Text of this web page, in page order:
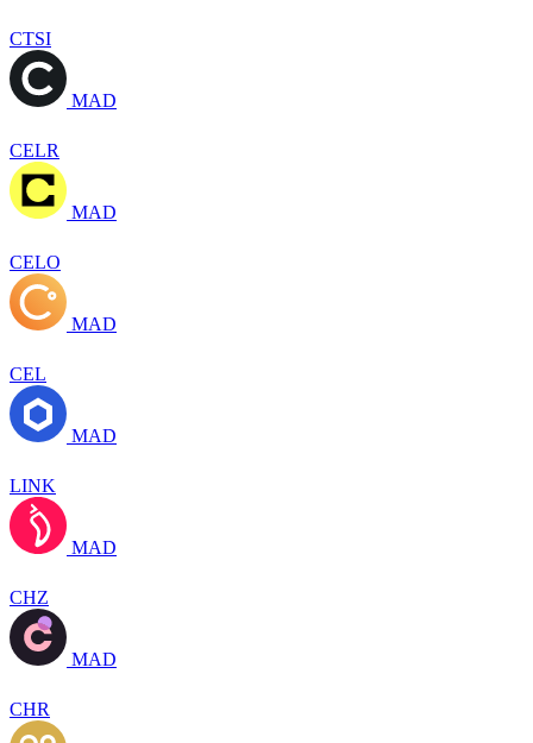
CTSI
MAD
CELR
MAD
CELO
MAD
CEL
MAD
LINK
MAD
CHZ
MAD
CHR